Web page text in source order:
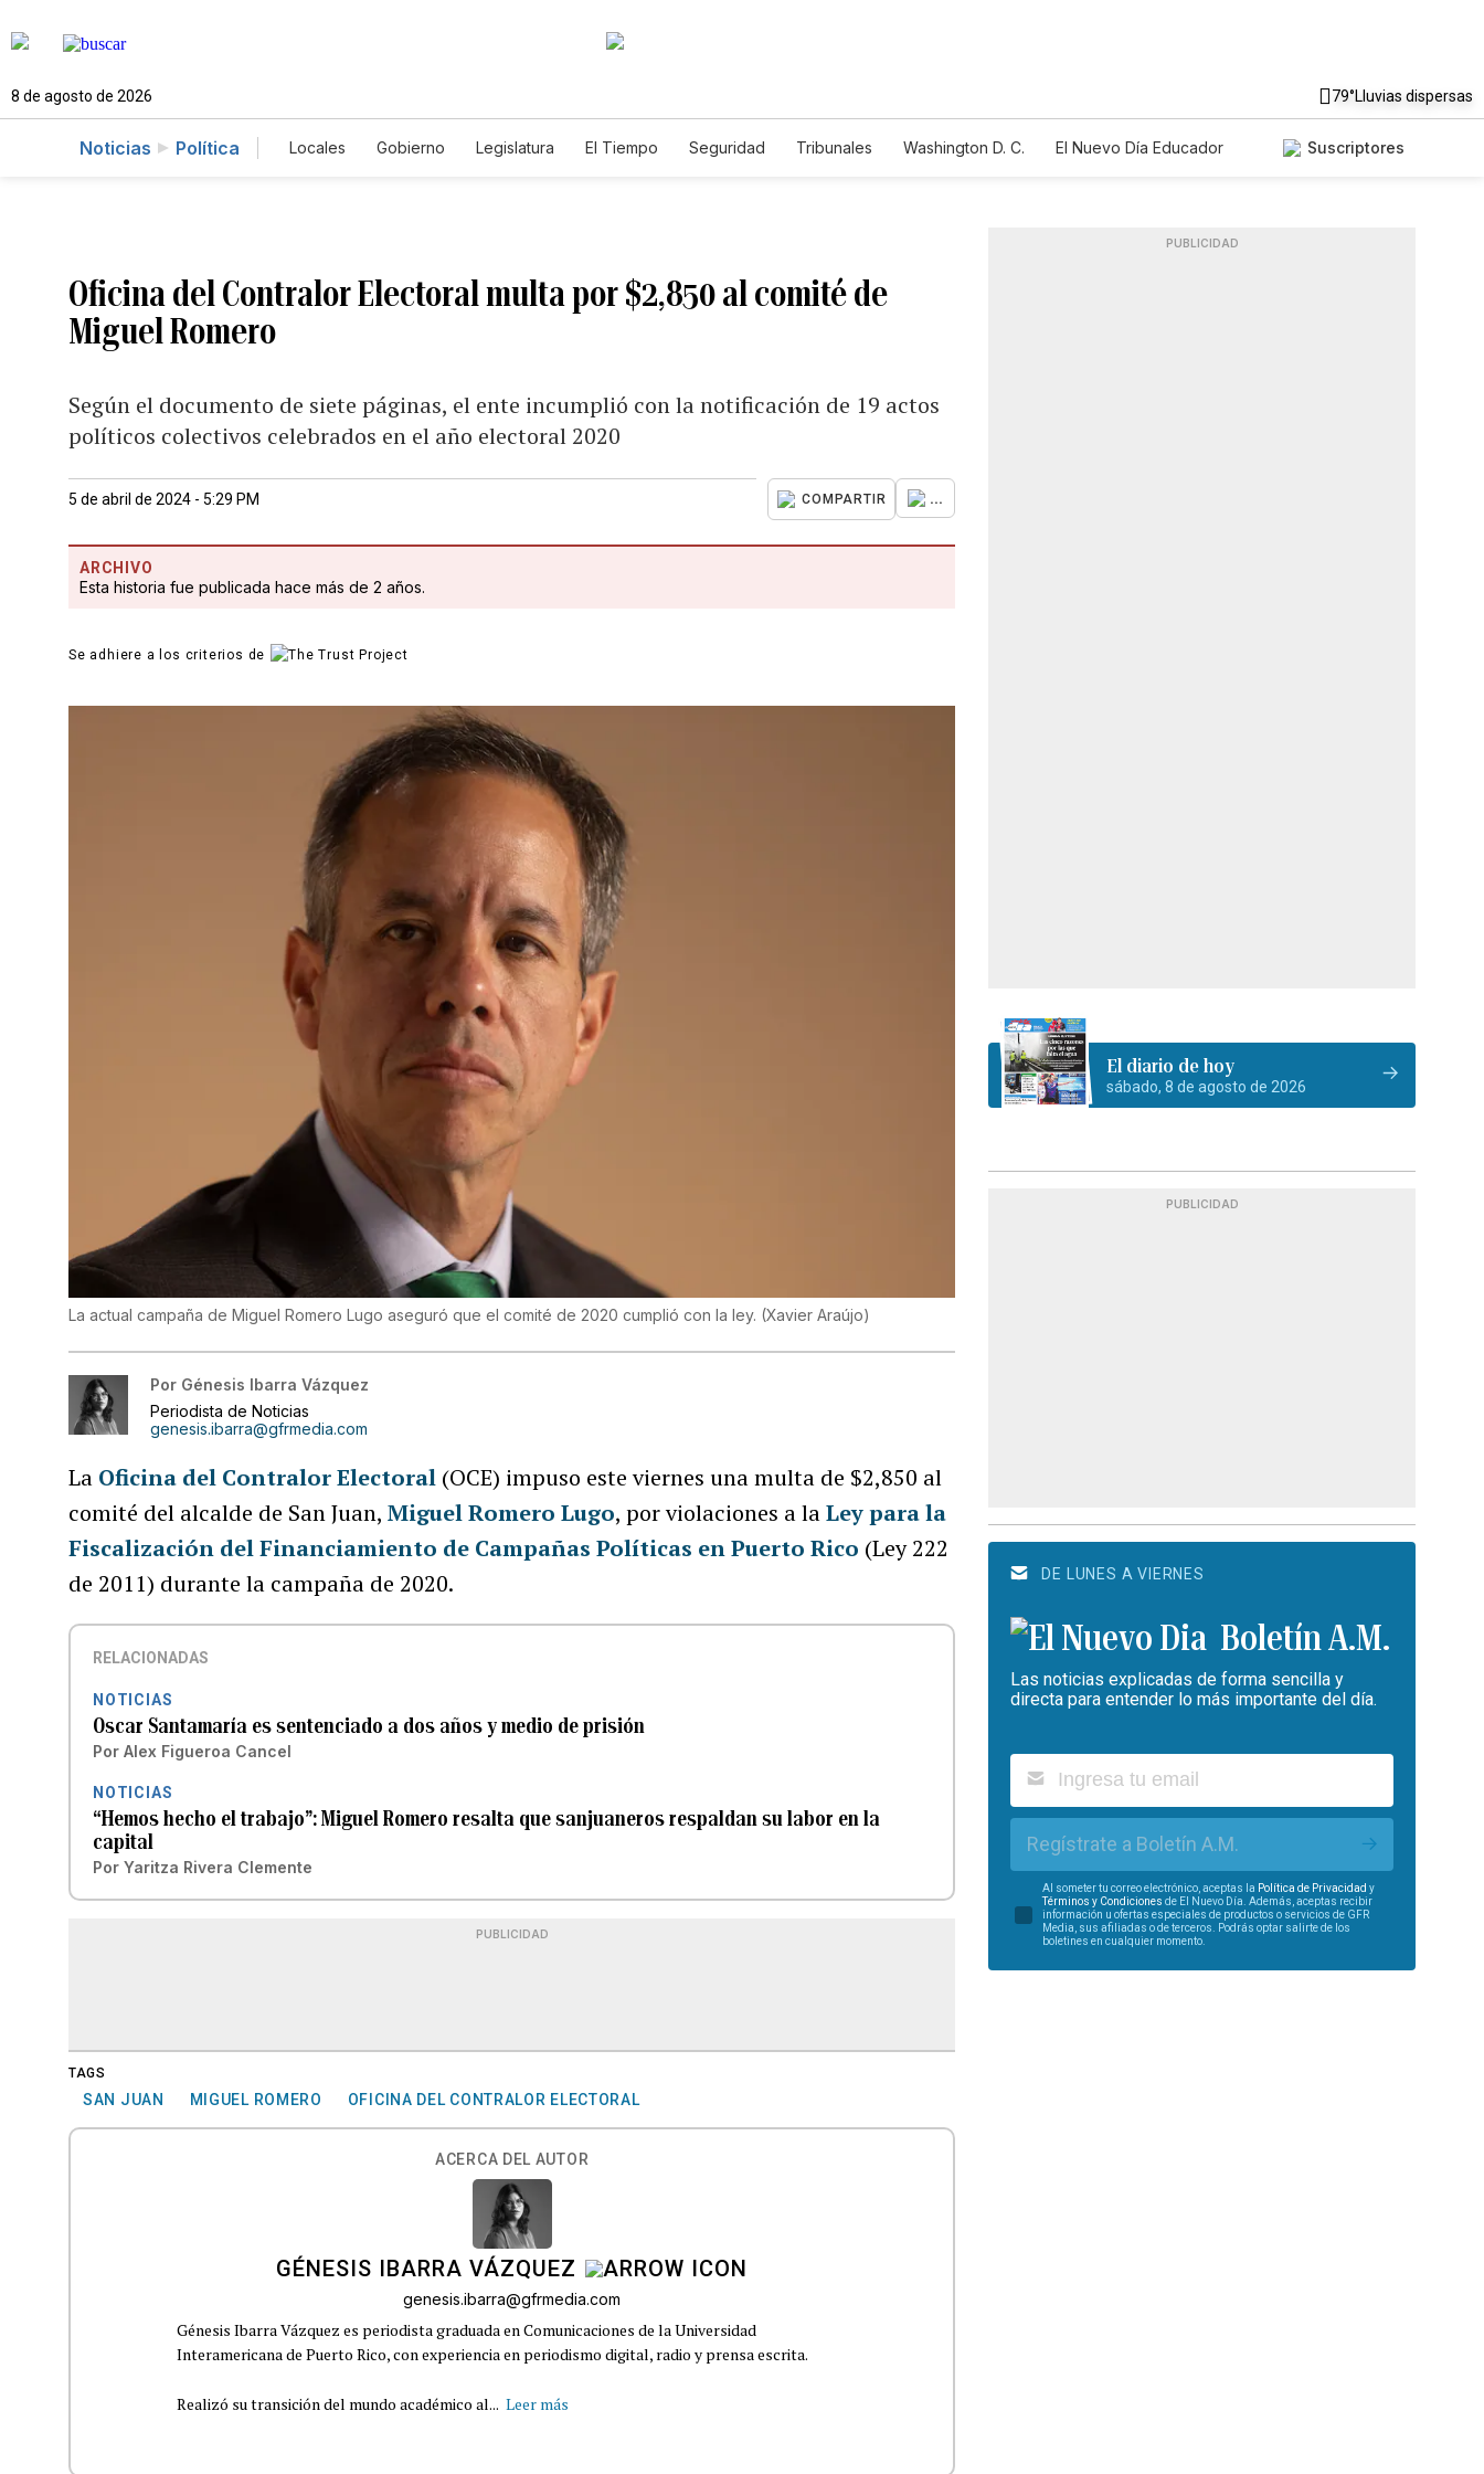
8 de agosto de 2026 79°Lluvias dispersas
Noticias Política Locales Gobierno Legislatura El Tiempo Seguridad Tribunales Washington D. C.
El Nuevo Día Educador
Suscriptores
Oficina del Contralor Electoral multa por $2,850 al comité de
Miguel Romero
Según el documento de siete páginas, el ente incumplió con la notificación de 19 actos
políticos colectivos celebrados en el año electoral 2020
5 de abril de 2024 - 5:29 PM COMPARTIR ...
ARCHIVO
Esta historia fue publicada hace más de 2 años.
Se adhiere a los criterios de
La actual campaña de Miguel Romero Lugo aseguró que el comité de 2020 cumplió con la ley. (Xavier Araújo)
Por Génesis Ibarra Vázquez
Periodista de Noticias
genesis.ibarra@gfrmedia.com
La Oficina del Contralor Electoral (OCE) impuso este viernes una multa de $2,850 al
comité del alcalde de San Juan,Miguel Romero Lugo, por violaciones a laLey para la
Fiscalización del Financiamiento de Campañas Políticas en Puerto Rico (Ley 222
de 2011) durante la campaña de 2020.
RELACIONADAS
NOTICIAS
Oscar Santamaría es sentenciado a dos años y medio de prisión
Por Alex Figueroa Cancel
NOTICIAS
“Hemos hecho el trabajo”: Miguel Romero resalta que sanjuaneros respaldan su labor en la
capital
Por Yaritza Rivera Clemente
PUBLICIDAD
TAGS
SAN JUAN MIGUEL ROMERO OFICINA DEL CONTRALOR ELECTORAL
ACERCA DEL AUTOR
GÉNESIS IBARRA VÁZQUEZ
genesis.ibarra@gfrmedia.com
Génesis Ibarra Vázquez es periodista graduada en Comunicaciones de la Universidad
Interamericana de Puerto Rico, con experiencia en periodismo digital, radio y prensa escrita.
Realizó su transición del mundo académico al... Leer más
PUBLICIDAD
El diario de hoy
sábado, 8 de agosto de 2026
PUBLICIDAD
DE LUNES A VIERNES
Boletín A.M.
Las noticias explicadas de forma sencilla y
directa para entender lo más importante del día.
Regístrate a Boletín A.M.
Al someter tu correo electrónico, aceptas la Política de Privacidad y
Términos y Condiciones de El Nuevo Día. Además, aceptas recibir
información u ofertas especiales de productos o servicios de GFR
Media, sus afiliadas o de terceros. Podrás optar salirte de los
boletines en cualquier momento.